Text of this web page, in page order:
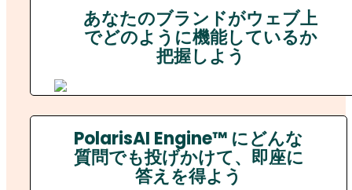
あなたのブランドがウェブ上
でどのように機能しているか
把握しよう
PolarisAI Engine™ にどんな
質問でも投げかけて、即座に
答えを得よう